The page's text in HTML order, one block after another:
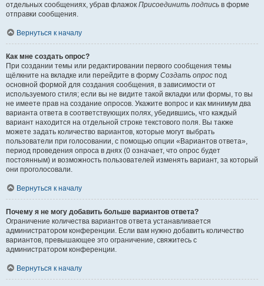
отдельных сообщениях, убрав флажок Присоединить подпись в форме
отправки сообщения.
Вернуться к началу
Как мне создать опрос?
При создании темы или редактировании первого сообщения темы
щёлкните на вкладке или перейдите в форму Создать опрос под
основной формой для создания сообщения, в зависимости от
используемого стиля; если вы не видите такой вкладки или формы, то вы
не имеете прав на создание опросов. Укажите вопрос и как минимум два
варианта ответа в соответствующих полях, убедившись, что каждый
вариант находится на отдельной строке текстового поля. Вы также
можете задать количество вариантов, которые могут выбрать
пользователи при голосовании, с помощью опции «Вариантов ответа»,
период проведения опроса в днях (0 означает, что опрос будет
постоянным) и возможность пользователей изменять вариант, за который
они проголосовали.
Вернуться к началу
Почему я не могу добавить больше вариантов ответа?
Ограничение количества вариантов ответа устанавливается
администратором конференции. Если вам нужно добавить количество
вариантов, превышающее это ограничение, свяжитесь с
администратором конференции.
Вернуться к началу